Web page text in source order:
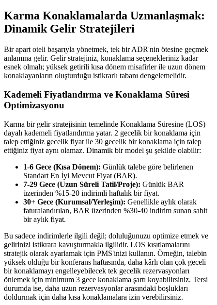
Karma Konaklamalarda Uzmanlaşmak:
Dinamik Gelir Stratejileri
Bir apart oteli başarıyla yönetmek, tek bir ADR'nin ötesine geçmek
anlamına gelir. Gelir stratejiniz, konaklama seçenekleriniz kadar
esnek olmalı; yüksek getirili kısa dönem misafirler ile uzun dönem
konaklayanların oluşturduğu istikrarlı tabanı dengelemelidir.
Kademeli Fiyatlandırma ve Konaklama Süresi
Optimizasyonu
Karma bir gelir stratejisinin temelinde Konaklama Süresine (LOS)
dayalı kademeli fiyatlandırma yatar. 2 gecelik bir konaklama için
talep ettiğiniz gecelik fiyat ile 30 gecelik bir konaklama için talep
ettiğiniz fiyat aynı olamaz. Dinamik bir model şu şekilde olabilir:
1-6 Gece (Kısa Dönem): Günlük talebe göre belirlenen
Standart En İyi Mevcut Fiyat (BAR).
7-29 Gece (Uzun Süreli Tatil/Proje): Günlük BAR
üzerinden %15-20 indirimli haftalık bir fiyat.
30+ Gece (Kurumsal/Yerleşim): Genellikle aylık olarak
faturalandırılan, BAR üzerinden %30-40 indirim sunan sabit
bir aylık fiyat.
Bu sadece indirimlerle ilgili değil; doluluğunuzu optimize etmek ve
gelirinizi istikrara kavuşturmakla ilgilidir. LOS kısıtlamalarını
stratejik olarak ayarlamak için PMS'inizi kullanın. Örneğin, talebin
yüksek olduğu bir konferans haftasında, daha kârlı olan çok geceli
bir konaklamayı engelleyebilecek tek gecelik rezervasyonları
önlemek için minimum 3 gece konaklama şartı koyabilirsiniz. Tersi
durumda ise, daha uzun rezervasyonlar arasındaki boşlukları
doldurmak için daha kısa konaklamalara izin verebilirsiniz.